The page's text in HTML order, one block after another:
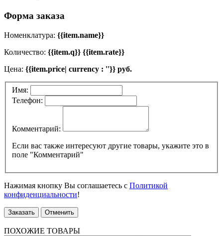
Форма заказа
Номенклатура: {{item.name}}
Количество: {{item.q}} {{item.rate}}
Цена: {{item.price| currency : ''}} руб.
Имя:
Телефон:
Комментарий:
Если вас также интересуют другие товары, укажите это в
поле "Комментарий"
Нажимая кнопку Вы соглашаетесь с Политикой
конфиденциальности!
Заказать Отменить
ПОХОЖИЕ ТОВАРЫ